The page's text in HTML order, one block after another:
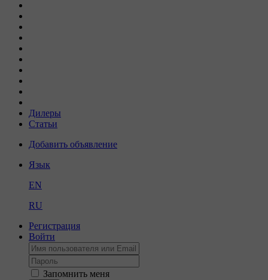
Дилеры
Статьи
Добавить объявление
Язык
EN
RU
Регистрация
Войти
Запомнить меня